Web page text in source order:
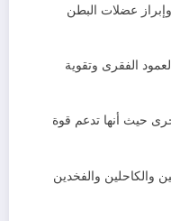
عضلات البطن
الفقرى وتقوية
حيث أنها تدعم قوة
والكاحلين والفخدين